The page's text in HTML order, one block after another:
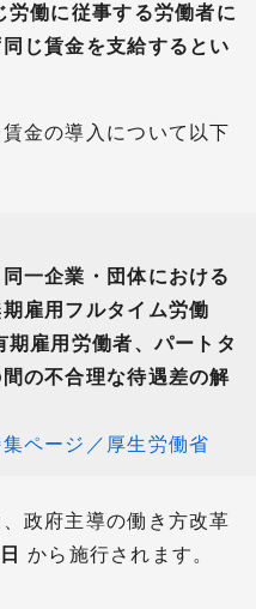
労働に従事する労働者に
じ賃金を支給するとい
金の導入について以下
一企業・団体における
雇用フルタイム労働
雇用労働者、パートタ
の不合理な待遇差の解
ページ／厚生労働省
政府主導の働き方改革
から施行されます。